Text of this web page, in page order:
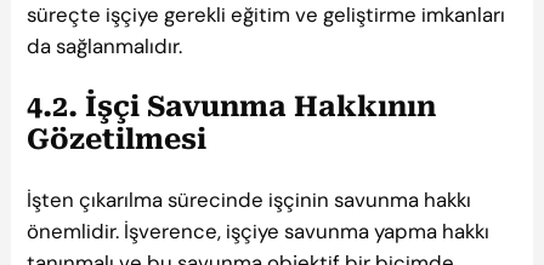
süreçte işçiye gerekli eğitim ve geliştirme imkanları
da sağlanmalıdır.
4.2. İşçi Savunma Hakkının
Gözetilmesi
İşten çıkarılma sürecinde işçinin savunma hakkı
önemlidir. İşverence, işçiye savunma yapma hakkı